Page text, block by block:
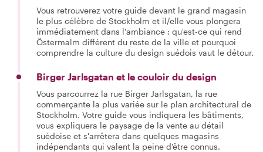
Vous retrouverez votre guide devant le grand magasin
le plus célèbre de Stockholm et il/elle vous plongera
immédiatement dans l'ambiance : qu'est-ce qui rend
Östermalm différent du reste de la ville et pourquoi
comprendre la culture du design suédois vaut le détour.
Birger Jarlsgatan et le couloir du design
Vous parcourrez la rue Birger Jarlsgatan, la rue
commerçante la plus variée sur le plan architectural de
Stockholm. Votre guide vous indiquera les bâtiments,
vous expliquera le paysage de la vente au détail
suédoise et s'arrêtera dans quelques magasins
indépendants qui valent la peine d'être connus.